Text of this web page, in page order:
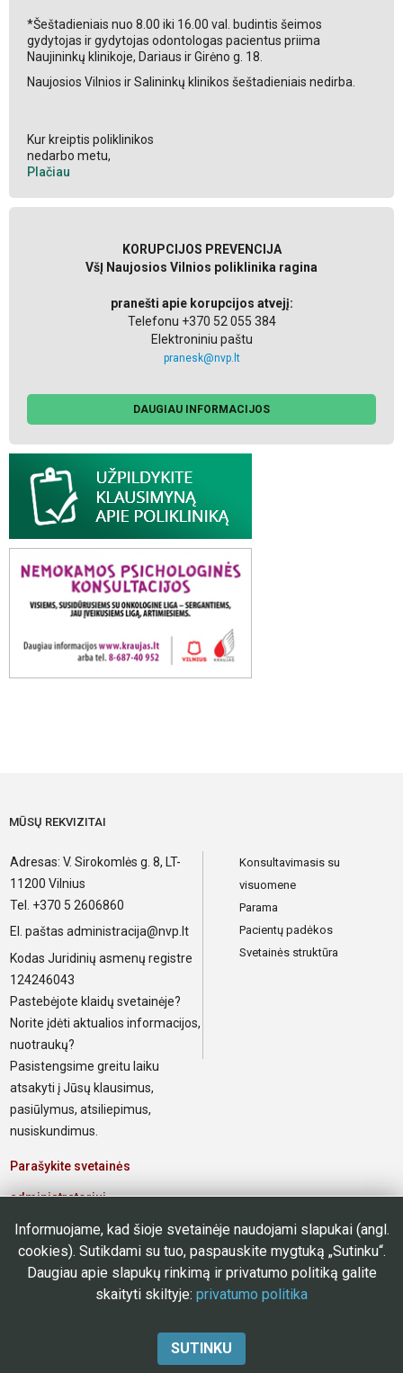
*Šeštadieniais nuo 8.00 iki 16.00 val. budintis šeimos
gydytojas ir gydytojas odontologas pacientus priima
Naujininkų klinikoje, Dariaus ir Girėno g. 18.
Naujosios Vilnios ir Salininkų klinikos šeštadieniais nedirba.
Kur kreiptis poliklinikos
nedarbo metu,
Plačiau
KORUPCIJOS PREVENCIJA
VšĮ Naujosios Vilnios poliklinika ragina
pranešti apie korupcijos atvejį:
Telefonu +370 52 055 384
Elektroniniu paštu
pranesk@nvp.lt
DAUGIAU INFORMACIJOS
MŪSŲ REKVIZITAI
Adresas: V. Sirokomlės g. 8, LT-
11200 Vilnius
Tel. +370 5 2606860
El. paštas administracija@nvp.lt
Kodas Juridinių asmenų registre
124246043
Pastebėjote klaidų svetainėje?
Norite įdėti aktualios informacijos,
nuotraukų?
Pasistengsime greitu laiku
atsakyti į Jūsų klausimus,
pasiūlymus, atsiliepimus,
nusiskundimus.
Parašykite svetainės
administratoriui
Elektroninis paštas poliklinikos
darbuotojams
Konsultavimasis su
visuomene
Parama
Pacientų padėkos
Svetainės struktūra
© 2023 m. VšĮ Naujosios Vilnios poliklinika
Aukštyn
Informuojame, kad šioje svetainėje naudojami slapukai (angl.
cookies). Sutikdami su tuo, paspauskite mygtuką „Sutinku“.
Daugiau apie slapukų rinkimą ir privatumo politiką galite
skaityti skiltyje: privatumo politika
SUTINKU